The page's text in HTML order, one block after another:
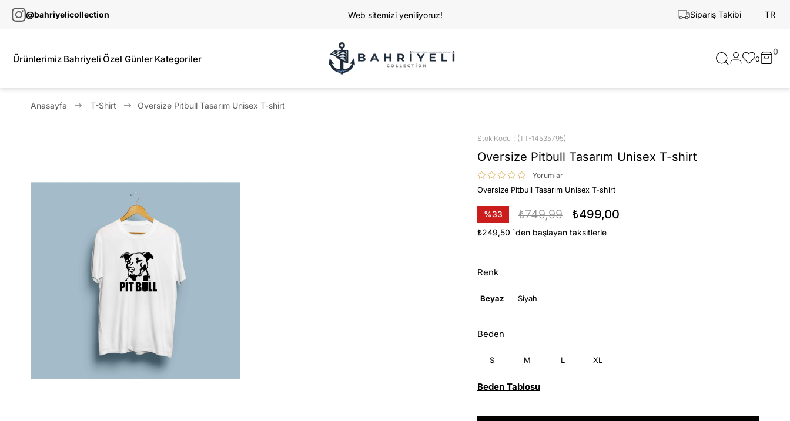
@bahriyelicollection Web sitemizi yeniliyoruz! Sipariş Takibi TR
Ürünlerimiz Bahriyeli Özel Günler Kategoriler 0
0
Anasayfa T-Shirt Oversize Pitbull Tasarım Unisex T-shirt
Stok Kodu (TT-14535795)
Oversize Pitbull Tasarım Unisex T-shirt
Yorumlar
Oversize Pitbull Tasarım Unisex T-shirt
%33
İndirim
₺749,99 ₺499,00
₺249,50 `den başlayan taksitlerle
Renk
Beyaz Siyah
Beden
S M L XL
Beden Tablosu